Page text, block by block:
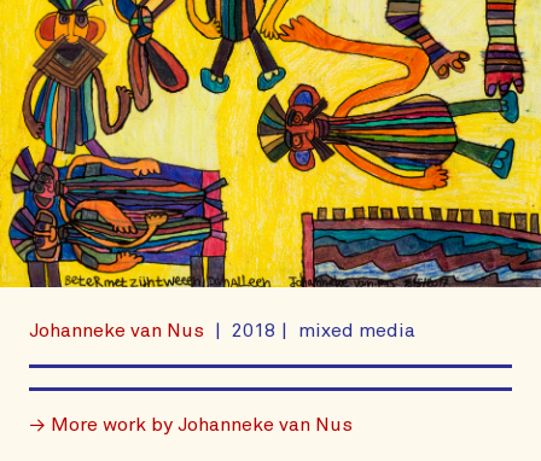
Johanneke van Nus 2018 mixed media
→ More work by Johanneke van Nus